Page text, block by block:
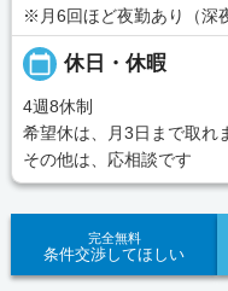
※月6回ほど夜勤あり（深
calendar_today 休日・休暇
4週8休制
希望休は、月3日まで取れ
その他は、応相談です
完全無料
条件交渉してほしい